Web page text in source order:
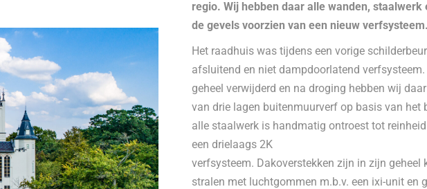
regio. Wij hebben daar alle wanden, staalwerk
de gevels voorzien van een nieuw verfsysteem.
Het raadhuis was tijdens een vorige
afsluitend en niet dampdoorlatend verfsysteem.
geheel verwijderd en na droging hebben wij
van drie lagen buitenmuurverf op basis van het
alle staalwerk is handmatig ontroest tot
een drielaags 2K
verfsysteem. Dakoverstekken zijn in zijn geheel
stralen met luchtgommen m.b.v. een ixi-unit en